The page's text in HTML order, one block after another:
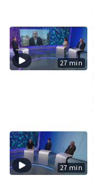
27 min
27 min